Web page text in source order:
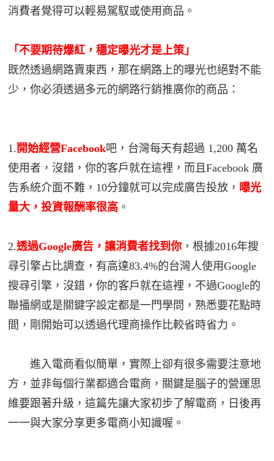
消費者覺得可以輕易駕馭或使用商品。
「不要期待爆紅，穩定曝光才是上策」
既然透過網路賣東西，那在網路上的曝光也絕對不能
少，你必須透過多元的網路行銷推廣你的商品：
1. 開始經營Facebook吧，台灣每天有超過 1,200 萬名
使用者，沒錯，你的客戶就在這裡，而且Facebook 廣
告系統介面不難，10分鐘就可以完成廣告投放， 曝光
量大，投資報酬率很高 。
2.透過Google廣告，讓消費者找到你 ，根據2016年搜
尋引擎占比調查，有高達83.4%的台灣人使用Google
搜尋引擎，沒錯，你的客戶就在這裡，不過Google的
聯播網或是關鍵字設定都是一門學問，熟悉要花點時
間，剛開始可以透過代理商操作比較省時省力。
進入電商看似簡單，實際上卻有很多需要注意地
方，並非每個行業都適合電商，關鍵是腦子的營運思
維要跟著升級，這篇先讓大家初步了解電商，日後再
一一與大家分享更多電商小知識喔。